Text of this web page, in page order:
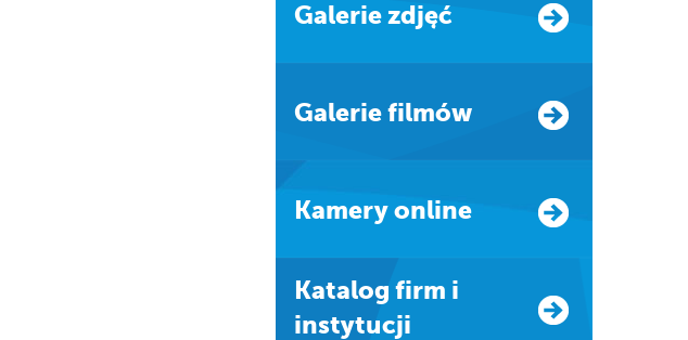
Galerie zdjęć
Galerie filmów
Kamery online
Katalog firm i
instytucji